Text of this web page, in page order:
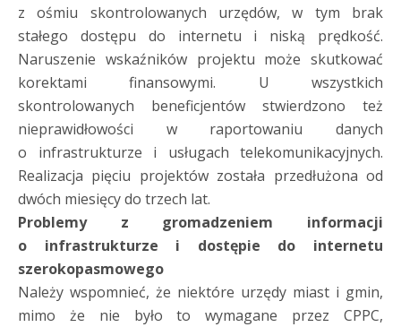
z ośmiu skontrolowanych urzędów, w tym brak
stałego dostępu do internetu i niską prędkość.
Naruszenie wskaźników projektu może skutkować
korektami finansowymi. U wszystkich
skontrolowanych beneficjentów stwierdzono też
nieprawidłowości w raportowaniu danych
o infrastrukturze i usługach telekomunikacyjnych.
Realizacja pięciu projektów została przedłużona od
dwóch miesięcy do trzech lat.
Problemy z gromadzeniem informacji
o infrastrukturze i dostępie do internetu
szerokopasmowego
Należy wspomnieć, że niektóre urzędy miast i gmin,
mimo że nie było to wymagane przez CPPC,